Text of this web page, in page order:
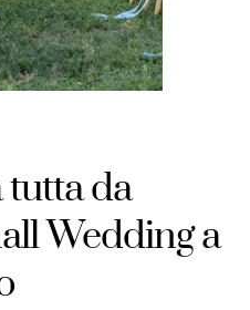
tutta da
Wedding a